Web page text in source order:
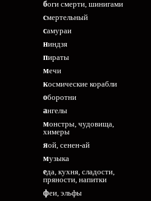
боги смерти, шинигами
смертельный
самураи
ниндзя
пираты
мечи
космические корабли
оборотни
ангелы
монстры, чудовища,
химеры
яой, сенен-ай
музыка
еда, кухня, сладости,
пряности, напитки
феи, эльфы